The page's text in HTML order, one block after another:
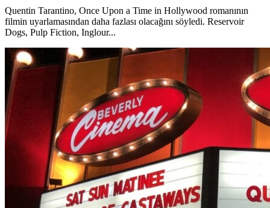
Quentin Tarantino, Once Upon a Time in Hollywood romanının
filmin uyarlamasından daha fazlası olacağını söyledi. Reservoir
Dogs, Pulp Fiction, Inglour...